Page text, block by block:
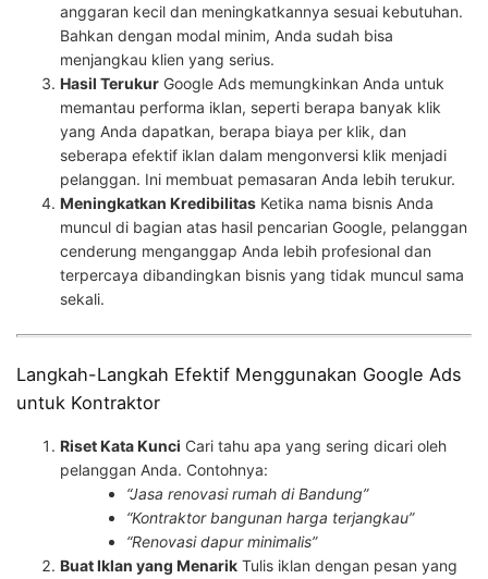
anggaran kecil dan meningkatkannya sesuai kebutuhan.
Bahkan dengan modal minim, Anda sudah bisa
menjangkau klien yang serius.
Hasil Terukur Google Ads memungkinkan Anda untuk
memantau performa iklan, seperti berapa banyak klik
yang Anda dapatkan, berapa biaya per klik, dan
seberapa efektif iklan dalam mengonversi klik menjadi
pelanggan. Ini membuat pemasaran Anda lebih terukur.
Meningkatkan Kredibilitas Ketika nama bisnis Anda
muncul di bagian atas hasil pencarian Google, pelanggan
cenderung menganggap Anda lebih profesional dan
terpercaya dibandingkan bisnis yang tidak muncul sama
sekali.
Langkah-Langkah Efektif Menggunakan Google Ads
untuk Kontraktor
Riset Kata Kunci Cari tahu apa yang sering dicari oleh
pelanggan Anda. Contohnya:
“Jasa renovasi rumah di Bandung”
“Kontraktor bangunan harga terjangkau”
“Renovasi dapur minimalis”
Buat Iklan yang Menarik Tulis iklan dengan pesan yang